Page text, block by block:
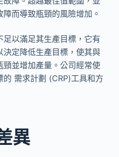
而導致瓶頸的風險增加。
以滿足其生產目標，它有
定降低生產目標，使其與
並增加產量。公司經常使
需求計劃 (CRP)工具和方
異